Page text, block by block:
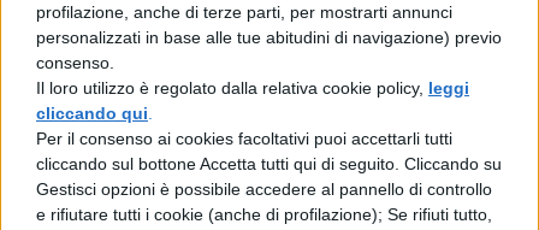
profilazione, anche di terze parti, per mostrarti annunci
personalizzati in base alle tue abitudini di navigazione) previo
consenso.
Il loro utilizzo è regolato dalla relativa cookie policy, leggi
cliccando qui
Per il consenso ai cookies facoltativi puoi accettarli tutti
cliccando sul bottone Accetta tutti qui di seguito. Cliccando su
Gestisci opzioni è possibile accedere al pannello di controllo
e rifiutare tutti i cookie (anche di profilazione); Se rifiuti tutto,
Brutti sogni
OGNT
20 collane
Serpenti a sonagli